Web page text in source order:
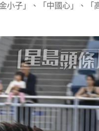
小子」、「中國心」、「